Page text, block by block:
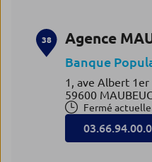
38 Agence
Banque
1, ave Albert 1er
59600
Fermé